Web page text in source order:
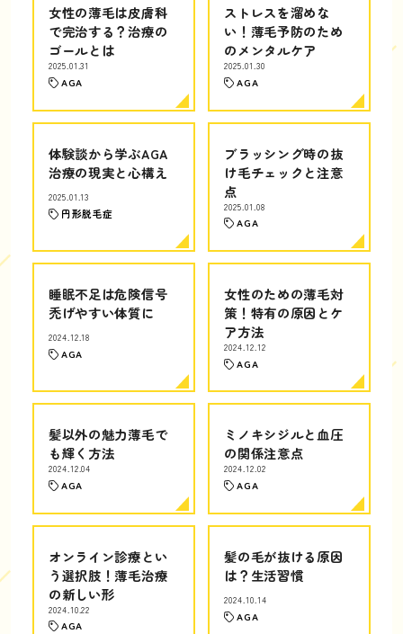
女性の薄毛は皮膚科
で完治する？治療の
ゴールとは
2025.01.31
AGA
ストレスを溜めな
い！薄毛予防のため
のメンタルケア
2025.01.30
AGA
体験談から学ぶAGA
治療の現実と心構え
2025.01.13
円形脱毛症
ブラッシング時の抜
け毛チェックと注意
点
2025.01.08
AGA
睡眠不足は危険信号
禿げやすい体質に
2024.12.18
AGA
女性のための薄毛対
策！特有の原因とケ
ア方法
2024.12.12
AGA
髪以外の魅力薄毛で
も輝く方法
2024.12.04
AGA
ミノキシジルと血圧
の関係注意点
2024.12.02
AGA
オンライン診療とい
う選択肢！薄毛治療
の新しい形
2024.10.22
AGA
髪の毛が抜ける原因
は？生活習慣
2024.10.14
AGA